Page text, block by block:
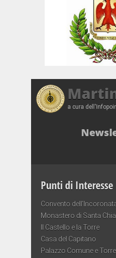
a cura
Punti di Interesse
Convento
Monastero di Santa
Il Castello e la Torre
Casa del Capitano
Palazzo Comune e